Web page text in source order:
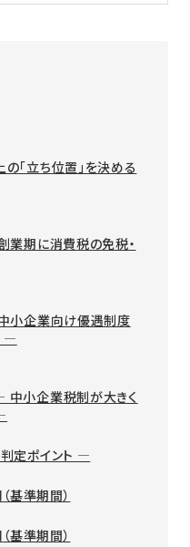
「立ち位置」を決める
期に消費税の免税・
小企業向け優遇制度
―
中小企業税制が大きく
定ポイント ―
基準期間）
基準期間）